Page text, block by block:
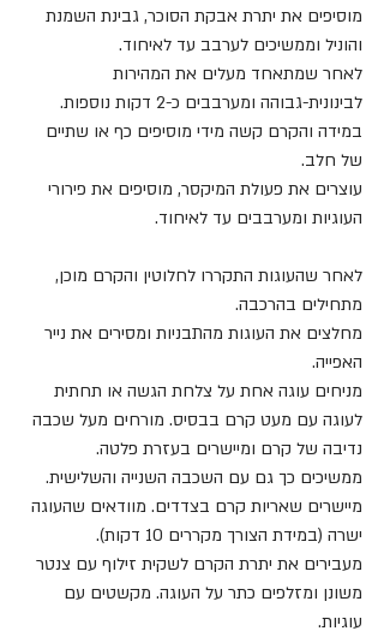
מוסיפים את יתרת אבקת הסוכר, גבינת השמנת
והוניל וממשיכים לערבב עד לאיחוד.
לאחר שמתאחד מעלים את המהירות
לבינונית-גבוהה ומערבבים כ-2 דקות נוספות.
במידה והקרם קשה מידי מוסיפים כף או שתיים
של חלב.
עוצרים את פעולת המיקסר, מוסיפים את פירורי
העוגיות ומערבבים עד לאיחוד.
לאחר שהעוגות התקררו לחלוטין והקרם מוכן,
מתחילים בהרכבה.
מחלצים את העוגות מהתבניות ומסירים את נייר
האפייה.
מניחים עוגה אחת על צלחת הגשה או תחתית
לעוגה עם מעט קרם בבסיס. מורחים מעל שכבה
נדיבה של קרם ומיישרים בעזרת פלטה.
ממשיכים כך גם עם השכבה השנייה והשלישית.
מיישרים שאריות קרם בצדדים. מוודאים שהעוגה
ישרה (במידת הצורך מקררים 10 דקות).
מעבירים את יתרת הקרם לשקית זילוף עם צנטר
משונן ומזלפים כתר על העוגה. מקשטים עם
עוגיות.